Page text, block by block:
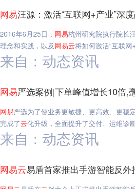
网易汪源：激活“互联网+产业”深
2016年6月25日， 网易杭州研究院执行院长
理念和实践，以及网易云将如何激活“互联网
来自：动态资讯
网易严选案例|下单峰值增长10倍,
网易严选为了使业务更敏捷、更高效、更稳
完成了云化升级，全面提升了交付、运维诊断
来自：动态资讯
网易云易盾首家推出手游智能反外